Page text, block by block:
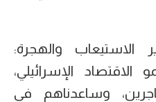
الاستيعاب والهجرة:
الإسرائيلي،
وساعدناهم في